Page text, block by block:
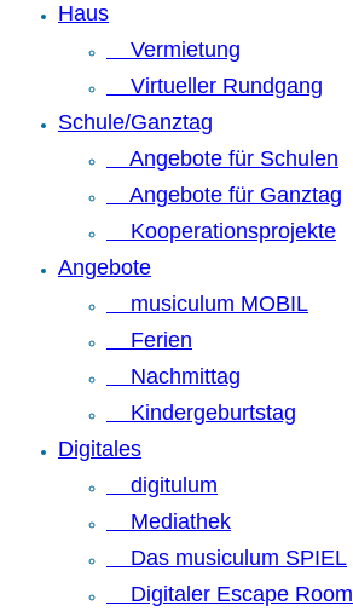
Haus
Vermietung
Virtueller Rundgang
Schule/Ganztag
Angebote für Schulen
Angebote für Ganztag
Kooperationsprojekte
Angebote
musiculum MOBIL
Ferien
Nachmittag
Kindergeburtstag
Digitales
digitulum
Mediathek
Das musiculum SPIEL
Digitaler Escape Room